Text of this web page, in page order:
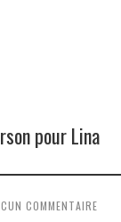
pour Lina
COMMENTAIRE